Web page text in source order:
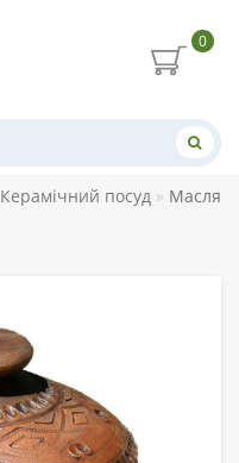
0
Керамічний посуд